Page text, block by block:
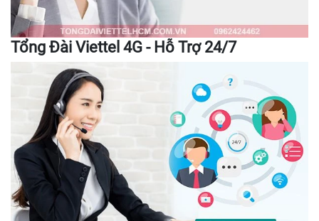
Tổng Đài Viettel 4G - Hỗ Trợ 24/7